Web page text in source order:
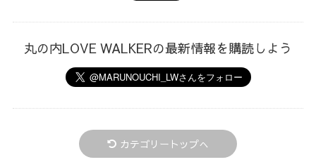
丸の内LOVE WALKERの最新情報を購読しよう
カテゴリートップへ